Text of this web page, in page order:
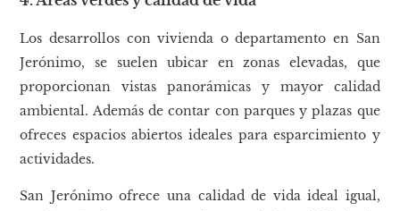
Los desarrollos con vivienda o departamento en San
Jerónimo, se suelen ubicar en zonas elevadas, que
proporcionan vistas panorámicas y mayor calidad
ambiental. Además de contar con parques y plazas que
ofreces espacios abiertos ideales para esparcimiento y
actividades.
San Jerónimo ofrece una calidad de vida ideal igual,